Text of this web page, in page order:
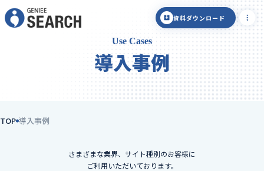
資料ダウンロード
Use Cases
導入事例
TOP 導入事例
さまざまな業界、サイト種別のお客様に
ご利用いただいております。